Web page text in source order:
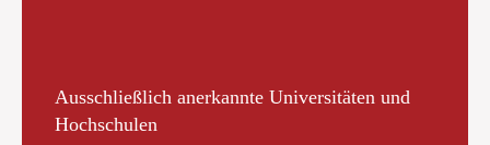
Ausschließlich anerkannte Universitäten und
Hochschulen